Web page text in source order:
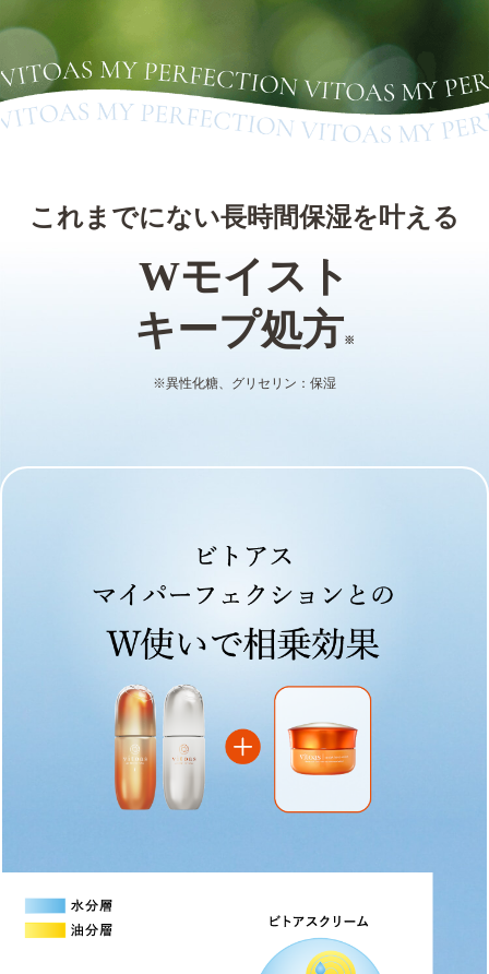
これまでにない長時間保湿を叶える
Wモイスト
キープ処方※
※異性化糖、グリセリン：保湿